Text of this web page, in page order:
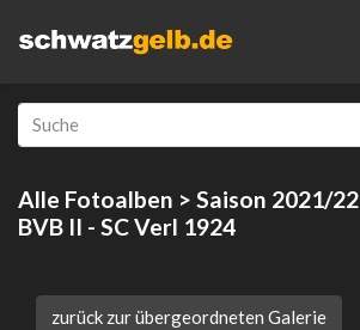
Alle Fotoalben > Saison 2021/22
BVB II - SC Verl 1924
zurück zur übergeordneten Galerie